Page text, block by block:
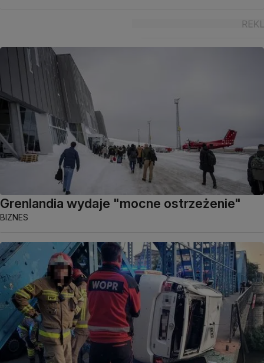
Grenlandia wydaje "mocne ostrzeżenie"
BIZNES